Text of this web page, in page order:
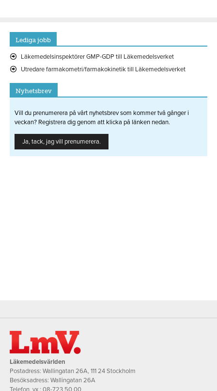
Lediga jobb
Läkemedelsinspektörer GMP-GDP till Läkemedelsverket
Utredare farmakometri/farmakokinetik till Läkemedelsverket
Nyhetsbrev
Vill du prenumerera på vårt nyhetsbrev som kommer två gånger i
veckan? Registrera dig genom att klicka på länken nedan.
Ja, tack, jag vill prenumerera.
Läkemedelsvärlden
Postadress: Wallingatan 26A, 111 24 Stockholm
Besöksadress: Wallingatan 26A